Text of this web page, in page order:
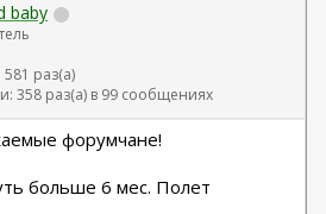
baby
раз(а)
358 раз(а) в 99 сообщениях
форумчане!
больше 6 мес. Полет